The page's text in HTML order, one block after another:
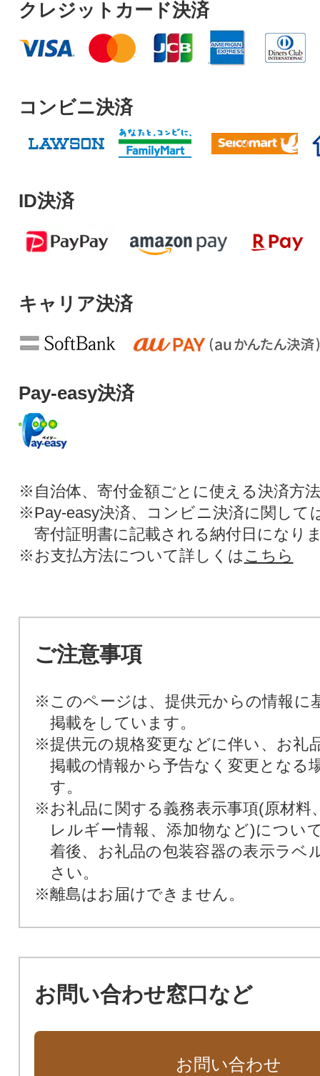
クレジットカード決済
コンビニ決済
ID決済
キャリア決済
Pay-easy決済
※自治体、寄付金額ごとに使える決済方
※Pay-easy決済、コンビニ決済に関して
寄付証明書に記載される納付日になり
※お支払方法について詳しくは こちら
ご注意事項
※このページは、提供元からの情報に
掲載をしています。
※提供元の規格変更などに伴い、お礼
掲載の情報から予告なく変更となる
す。
※お礼品に関する義務表示事項(原材料
レルギー情報、添加物など)につい
着後、お礼品の包装容器の表示ラベ
さい。
※離島はお届けできません。
お問い合わせ窓口など
お問い合わせ